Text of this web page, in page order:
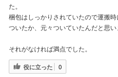
た。
梱包はしっかりされていたので運搬
ついたか、元々ついていたんだと思い
それがなければ満点でした。
役に立った 0